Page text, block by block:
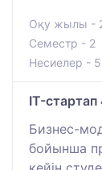
Оқу жылы -
Семестр - 2
Несиелер - 5
IT-
Бизнес-
бойынша